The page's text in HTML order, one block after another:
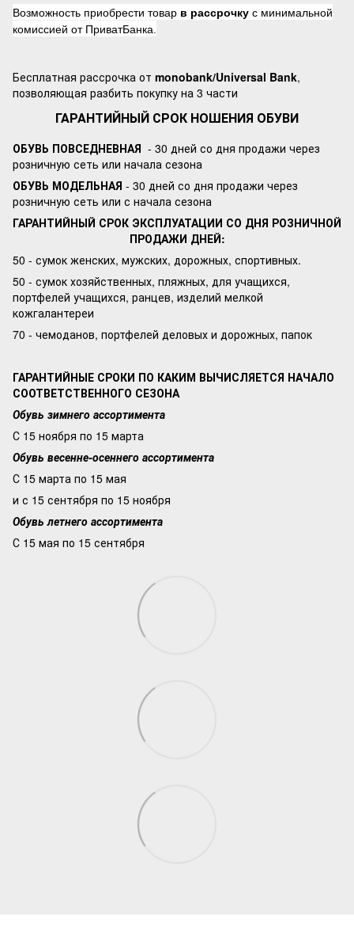
Возможность приобрести товар в рассрочку с минимальной
комиссией от ПриватБанка.
Бесплатная рассрочка от monobank/Universal Bank,
позволяющая разбить покупку на 3 части
ГАРАНТИЙНЫЙ СРОК НОШЕНИЯ ОБУВИ
ОБУВЬ ПОВСЕДНЕВНАЯ - 30 дней со дня продажи через
розничную сеть или начала сезона
ОБУВЬ МОДЕЛЬНАЯ - 30 дней со дня продажи через
розничную сеть или с начала сезона
ГАРАНТИЙНЫЙ СРОК ЭКСПЛУАТАЦИИ СО ДНЯ РОЗНИЧНОЙ
ПРОДАЖИ ДНЕЙ:
50 - сумок женских, мужских, дорожных, спортивных.
50 - сумок хозяйственных, пляжных, для учащихся,
портфелей учащихся, ранцев, изделий мелкой
кожгалантереи
70 - чемоданов, портфелей деловых и дорожных, папок
ГАРАНТИЙНЫЕ СРОКИ ПО КАКИМ ВЫЧИСЛЯЕТСЯ НАЧАЛО
СООТВЕТСТВЕННОГО СЕЗОНА
Обувь зимнего ассортимента
С 15 ноября по 15 марта
Обувь весенне-осеннего ассортимента
С 15 марта по 15 мая
и с 15 сентября по 15 ноября
Обувь летнего ассортимента
С 15 мая по 15 сентября